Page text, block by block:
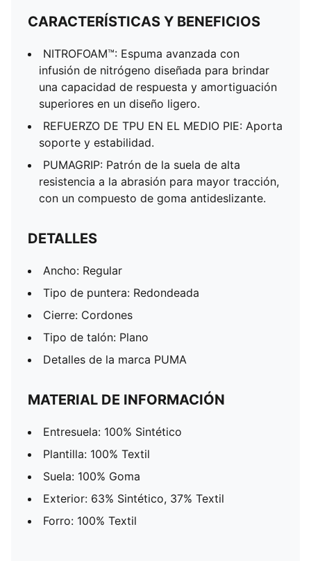
CARACTERÍSTICAS Y BENEFICIOS
NITROFOAM™: Espuma avanzada con
infusión de nitrógeno diseñada para brindar
una capacidad de respuesta y amortiguación
superiores en un diseño ligero.
REFUERZO DE TPU EN EL MEDIO PIE: Aporta
soporte y estabilidad.
PUMAGRIP: Patrón de la suela de alta
resistencia a la abrasión para mayor tracción,
con un compuesto de goma antideslizante.
DETALLES
Ancho: Regular
Tipo de puntera: Redondeada
Cierre: Cordones
Tipo de talón: Plano
Detalles de la marca PUMA
MATERIAL DE INFORMACIÓN
Entresuela: 100% Sintético
Plantilla: 100% Textil
Suela: 100% Goma
Exterior: 63% Sintético, 37% Textil
Forro: 100% Textil